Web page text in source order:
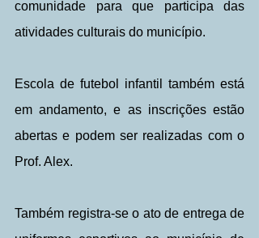
comunidade para que participa das
atividades culturais do município.
Escola de futebol infantil também está
em andamento, e as inscrições estão
abertas e podem ser realizadas com o
Prof. Alex.
Também registra-se o ato de entrega de